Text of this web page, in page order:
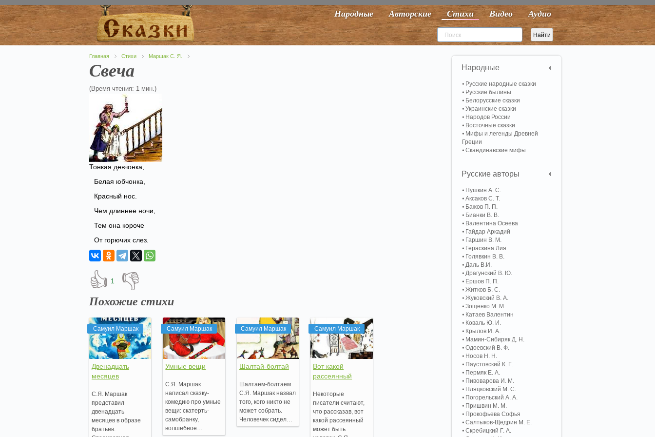
Народные Авторские Стихи Видео Аудио
Главная Стихи Маршак С. Я.
Свеча
(Время чтения: 1 мин.)
Тонкая девчонка,
Белая юбчонка,
Красный нос.
Чем длиннее ночи,
Тем она короче
От горючих слез.
👍 1 👎
Похожие стихи
Самуил Маршак
Двенадцать
месяцев
С.Я. Маршак
представил
двенадцать
месяцев в образе
братьев.
Самуил Маршак
Умные вещи
С.Я. Маршак
написал сказку-
комедию про умные
вещи: скатерть-
самобранку,
волшебное…
Самуил Маршак
Шалтай-болтай
Шалтаем-болтаем
С.Я. Маршак назвал
того, кого никто не
может собрать.
Человечек сидел…
Самуил Маршак
Вот какой
рассеянный
Некоторые
писатели считают,
что рассказав, вот
какой рассеянный
может быть
Народные
Русские народные сказки
Русские былины
Белорусские сказки
Украинские сказки
Народов России
Восточные сказки
Мифы и легенды Древней
Греции
Скандинавские мифы
Русские авторы
Пушкин А. С.
Аксаков С. Т.
Бажов П. П.
Бианки В. В.
Валентина Осеева
Гайдар Аркадий
Гаршин В. М.
Гераскина Лия
Голявкин В. В.
Даль В.И.
Драгунский В. Ю.
Ершов П. П.
Житков Б. С.
Жуковский В. А.
Зощенко М. М.
Катаев Валентин
Коваль Ю. И.
Крылов И. А.
Мамин-Сибиряк Д. Н.
Одоевский В. Ф.
Носов Н. Н.
Паустовский К. Г.
Пермяк Е. А.
Пивоварова И. М.
Пляцковский М. С.
Погорельский А. A.
Пришвин М. М.
Прокофьева Софья
Салтыков-Щедрин М. Е.
Скребицкий Г. А.